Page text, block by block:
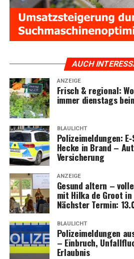
AUCH
ANZEIGE
Frisch & regio­nal:
immer diens­tags
BLAULICHT
Poli­zei­mel­dun­gen:
Hecke in Brand –
Versicherung
ANZEIGE
Gesund altern –
mit Hil­ka de Groot
Nächs­ter Ter­min:
BLAULICHT
Poli­zei­mel­dun­gen
– Ein­bruch,
Erlaubnis